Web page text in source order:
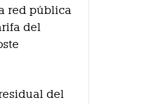
red pública
del
del